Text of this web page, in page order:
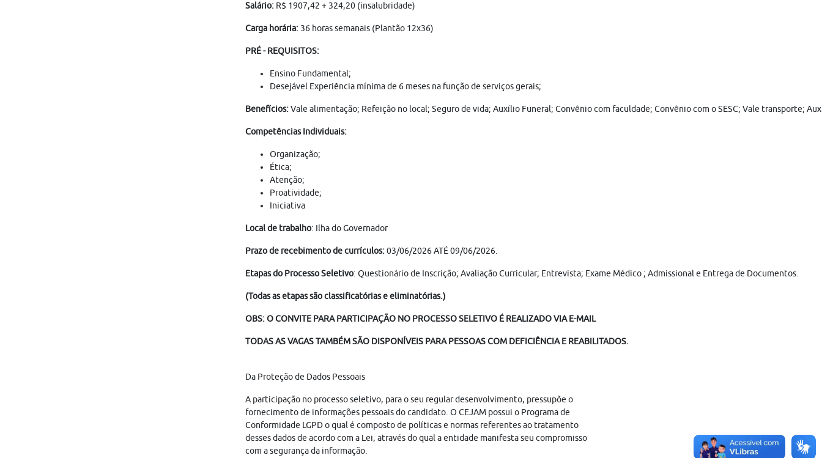
Salário:R$ 1907,42 + 324,20 (insalubridade)
Carga horária:36 horas semanais (Plantão 12x36)
PRÉ - REQUISITOS:
Ensino Fundamental;
Desejável Experiência mínima de 6 meses na função de serviços gerais;
Benefícios:Vale alimentação; Refeição no local; Seguro de vida; Auxílio Funeral; Convênio com faculdade; Convênio com o SESC; Vale transporte;
Competências Individuais:
Organização;
Ética;
Atenção;
Proatividade;
Iniciativa
Local de trabalho: Ilha do Governador
Prazo de recebimento de currículos:03/06/2026 ATÉ 09/06/2026.
Etapas do Processo Seletivo: Questionário de Inscrição; Avaliação Curricular; Entrevista; Exame Médico ; Admissional e Entrega de Documentos.
(Todas as etapas são classificatórias e eliminatórias.)
OBS: O CONVITE PARA PARTICIPAÇÃO NO PROCESSO SELETIVO É REALIZADO VIA E-MAIL
TODAS AS VAGAS TAMBÉM SÃO DISPONÍVEIS PARA PESSOAS COM DEFICIÊNCIA E REABILITADOS.
Da Proteção de Dados Pessoais
A participação no processo seletivo, para o seu regular desenvolvimento, pressupõe o
fornecimento de informações pessoais do candidato. O CEJAM possui o Programa de
Conformidade LGPD o qual é composto de políticas e normas referentes ao tratamento
desses dados de acordo com a Lei, através do qual a entidade manifesta seu compromisso
com a segurança da informação.